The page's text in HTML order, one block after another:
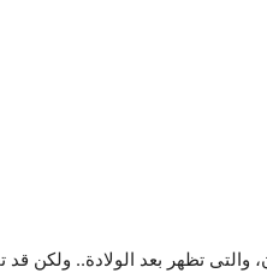
تظهر بعد الولادة.. ولكن قد